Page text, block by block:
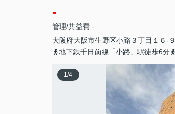
-
管理/共益費 -
大阪府大阪市生野区小路 ３丁目１６-９
地下鉄千日前線「小路」駅徒歩6分
1/4